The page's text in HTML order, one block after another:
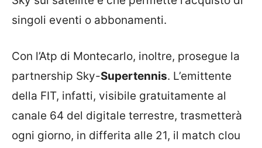
singoli eventi o abbonamenti.
Con l’Atp di Montecarlo, inoltre, prosegue la
partnership Sky-Supertennis. L’emittente
della FIT, infatti, visibile gratuitamente al
canale 64 del digitale terrestre, trasmetterà
ogni giorno, in differita alle 21, il match clou